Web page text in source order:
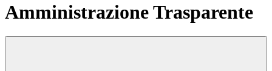
Amministrazione Trasparente